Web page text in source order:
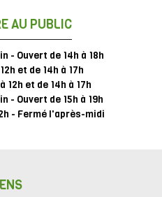
AU PUBLIC
- Ouvert de 14h à 18h
et de 14h à 17h
12h et de 14h à 17h
- Ouvert de 15h à 19h
- Fermé l'après-midi